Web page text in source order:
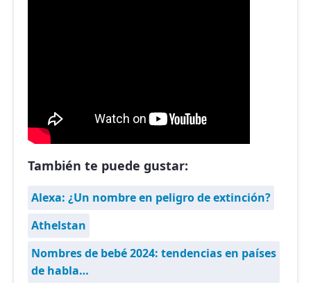
También te puede gustar:
Alexa: ¿Un nombre en peligro de extinción?
Athelstan
Nombres de bebé 2024: tendencias en países
de habla…